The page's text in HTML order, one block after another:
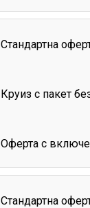
Стандартна
Круиз с пакет
Оферта с
Стандартна